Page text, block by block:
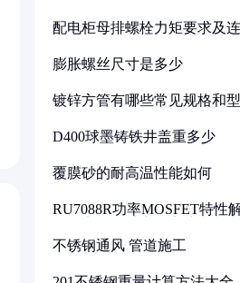
配电柜母排螺栓力矩要求及
膨胀螺丝尺寸是多少
镀锌方管有哪些常见规格和
D400球墨铸铁井盖重多少
覆膜砂的耐高温性能如何
RU7088R功率MOSFET特性
不锈钢通风 管道施工